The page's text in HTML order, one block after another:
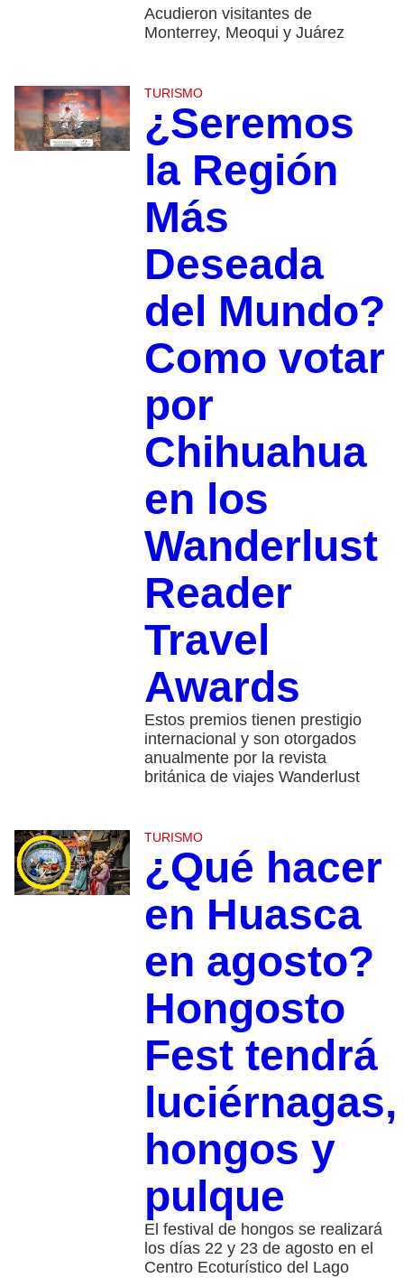
Acudieron visitantes de
Monterrey, Meoqui y Juárez
TURISMO
¿Seremos
la Región
Más
Deseada
del Mundo?
Como votar
por
Chihuahua
en los
Wanderlust
Reader
Travel
Awards
Estos premios tienen prestigio
internacional y son otorgados
anualmente por la revista
británica de viajes Wanderlust
TURISMO
¿Qué hacer
en Huasca
en agosto?
Hongosto
Fest tendrá
luciérnagas,
hongos y
pulque
El festival de hongos se realizará
los días 22 y 23 de agosto en el
Centro Ecoturístico del Lago